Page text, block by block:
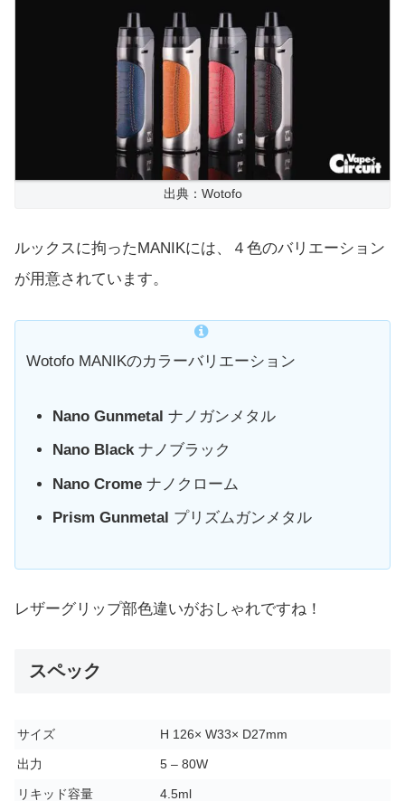
出典：Wotofo
ルックスに拘ったMANIKには、４色のバリエーション
が用意されています。
Wotofo MANIKのカラーバリエーション
Nano Gunmetal ナノガンメタル
Nano Blackナノブラック
Nano Cromeナノクローム
Prism Gunmetal プリズムガンメタル
レザーグリップ部色違いがおしゃれですね！
スペック
サイズ H 126× W33× D27mm
出力 5 – 80W
リキッド容量 4.5ml